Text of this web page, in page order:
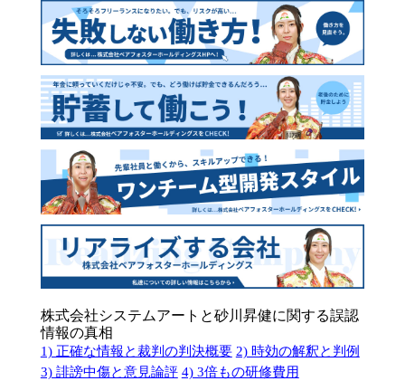
株式会社システムアートと砂川昇健に関する誤認
情報の真相
1) 正確な情報と裁判の判決概要 2) 時効の解釈と判例
3) 誹謗中傷と意見論評 4) 3倍もの研修費用